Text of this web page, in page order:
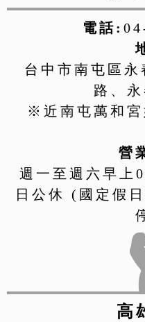
電話:
台中市南屯區
路、
※近南屯萬和
營
週一至週六早上
日公休 (國定假
高